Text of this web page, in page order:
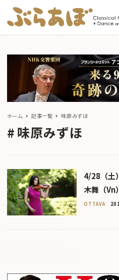
ホーム 記事一覧 味原みずほ
味原みずほ
4/28（土
木舞（Vn
OTTAVA